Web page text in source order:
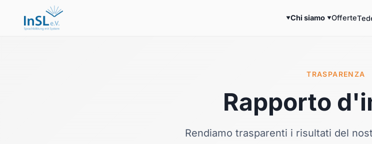
Chi siamo Offerte
TRASPARENZA
Rapporto
Rendiamo trasparenti i risultati del